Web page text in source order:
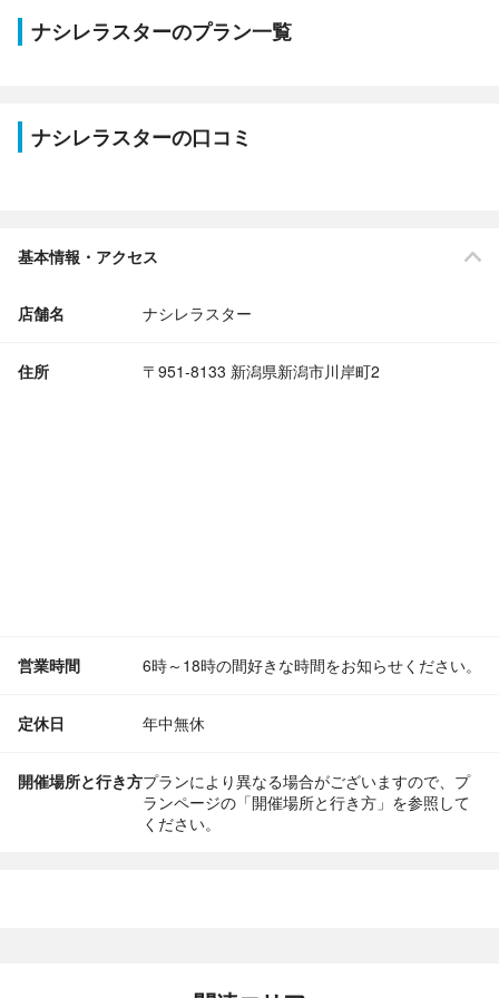
ナシレラスターのプラン一覧
ナシレラスターの口コミ
基本情報・アクセス
店舗名 ナシレラスター
住所 〒951-8133 新潟県新潟市川岸町2
営業時間 6時～18時の間好きな時間をお知らせください。
定休日 年中無休
開催場所と行き方プランにより異なる場合がございますので、プ
ランページの「開催場所と行き方」を参照して
ください。